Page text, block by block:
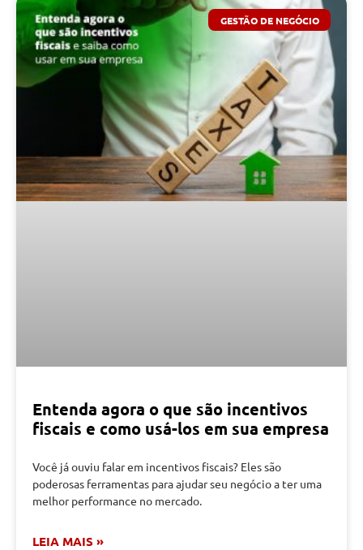
GESTÃO DE NEGÓCIO
Entenda agora o que são incentivos
fiscais e como usá-los em sua empresa
Você já ouviu falar em incentivos fiscais? Eles são
poderosas ferramentas para ajudar seu negócio a ter uma
melhor performance no mercado.
LEIA MAIS »